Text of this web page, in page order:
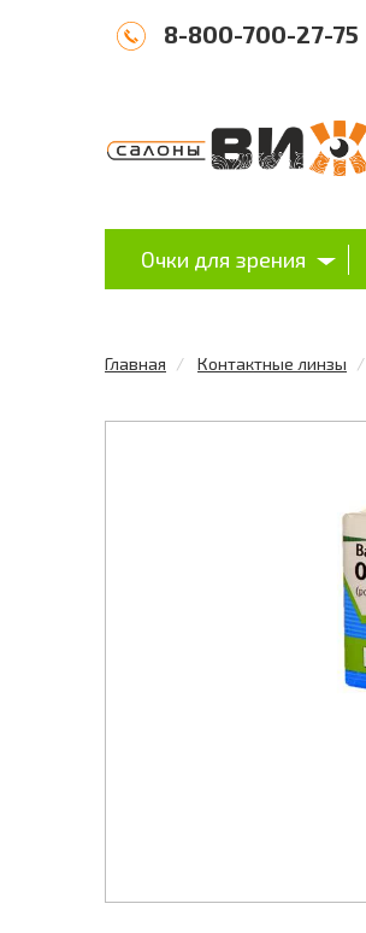
8-800-700-27-75
Очки для зрения
Главная Контактные линзы